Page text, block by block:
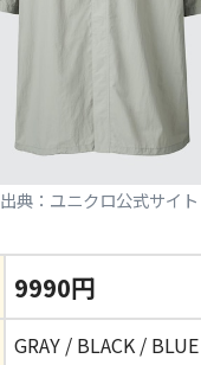
出典：ユニクロ公式サイト
9990円
GRAY / BLACK / BLUE